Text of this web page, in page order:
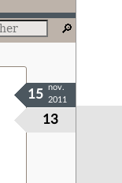
13
15
nov.
2011